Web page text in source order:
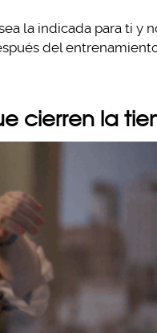
la indicada para ti y
del
cierren la